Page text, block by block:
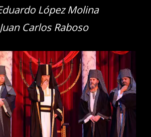
López Molina
Carlos Raboso